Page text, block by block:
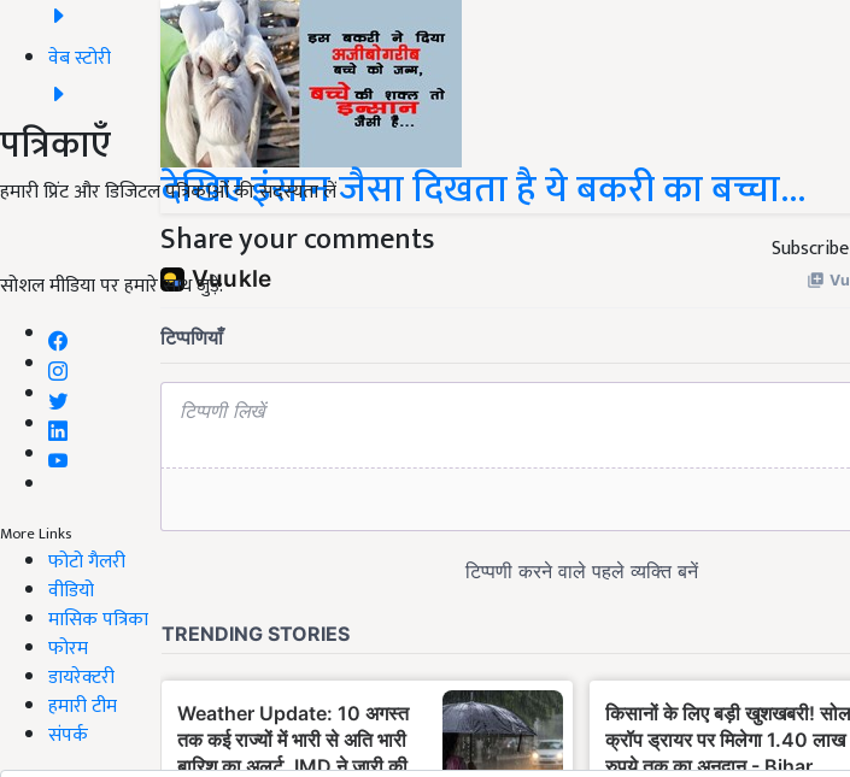
वेब स्टोरी
पत्रिकाएँ
हमारी प्रिंट और डिजिटल पत्रिकाओं की सदस्यता लें
Subscribe
सोशल मीडिया पर हमारे साथ जुड़ें:
More Links
फोटो गैलरी
वीडियो
मासिक पत्रिका
फोरम
डायरेक्टरी
हमारी टीम
संपर्क
देखिए इंसान जैसा दिखता है ये बकरी का बच्चा...
Share your comments